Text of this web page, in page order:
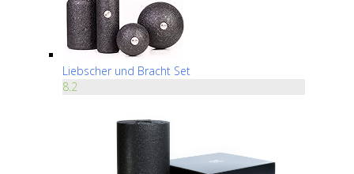
Liebscher und Bracht Set
8.2